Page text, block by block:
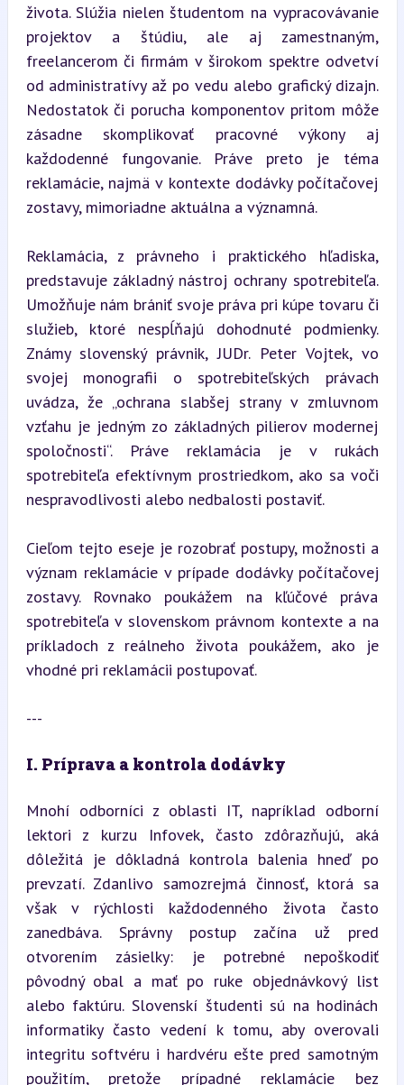
života. Slúžia nielen študentom na vypracovávanie
projektov a štúdiu, ale aj zamestnaným,
freelancerom či firmám v širokom spektre odvetví
od administratívy až po vedu alebo grafický dizajn.
Nedostatok či porucha komponentov pritom môže
zásadne skomplikovať pracovné výkony aj
každodenné fungovanie. Práve preto je téma
reklamácie, najmä v kontexte dodávky počítačovej
zostavy, mimoriadne aktuálna a významná.
Reklamácia, z právneho i praktického hľadiska,
predstavuje základný nástroj ochrany spotrebiteľa.
Umožňuje nám brániť svoje práva pri kúpe tovaru či
služieb, ktoré nespĺňajú dohodnuté podmienky.
Známy slovenský právnik, JUDr. Peter Vojtek, vo
svojej monografii o spotrebiteľských právach
uvádza, že „ochrana slabšej strany v zmluvnom
vzťahu je jedným zo základných pilierov modernej
spoločnosti“. Práve reklamácia je v rukách
spotrebiteľa efektívnym prostriedkom, ako sa voči
nespravodlivosti alebo nedbalosti postaviť.
Cieľom tejto eseje je rozobrať postupy, možnosti a
význam reklamácie v prípade dodávky počítačovej
zostavy. Rovnako poukážem na kľúčové práva
spotrebiteľa v slovenskom právnom kontexte a na
príkladoch z reálneho života poukážem, ako je
vhodné pri reklamácii postupovať.
---
I. Príprava a kontrola dodávky
Mnohí odborníci z oblasti IT, napríklad odborní
lektori z kurzu Infovek, často zdôrazňujú, aká
dôležitá je dôkladná kontrola balenia hneď po
prevzatí. Zdanlivo samozrejmá činnosť, ktorá sa
však v rýchlosti každodenného života často
zanedbáva. Správny postup začína už pred
otvorením zásielky: je potrebné nepoškodiť
pôvodný obal a mať po ruke objednávkový list
alebo faktúru. Slovenskí študenti sú na hodinách
informatiky často vedení k tomu, aby overovali
integritu softvéru i hardvéru ešte pred samotným
použitím, pretože prípadné reklamácie bez